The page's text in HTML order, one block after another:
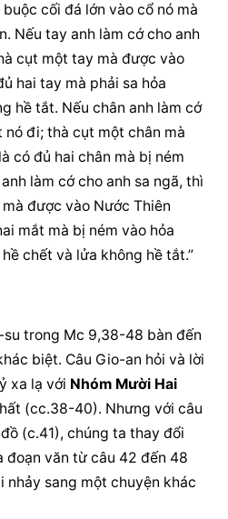
cối đá lớn vào cổ nó mà
Nếu tay anh làm cớ cho anh
cụt một tay mà được vào
hai tay mà phải sa hỏa
hề tắt. Nếu chân anh làm cớ
nó đi; thà cụt một chân mà
có đủ hai chân mà bị ném
làm cớ cho anh sa ngã, thì
được vào Nước Thiên
mắt mà bị ném vào hỏa
chết và lửa không hề tắt.”
trong Mc 9,38-48 bàn đến
biệt. Câu Gio-an hỏi và lời
xa lạ với Nhóm Mười Hai
(cc.38-40). Nhưng với câu
(c.41), chúng ta thay đổi
đoạn văn từ câu 42 đến 48
nhảy sang một chuyện khác